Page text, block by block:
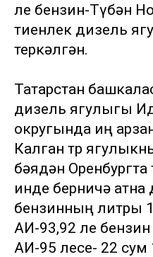
ле бензин-Түбән
тиенлек дизель
теркәлгән.
Татарстан
дизель ягулыгы
округында иң
Калган төр
бәядән
инде берничә
бензинның литры
АИ-93,92 ле
АИ-95 лесе- 22 сум